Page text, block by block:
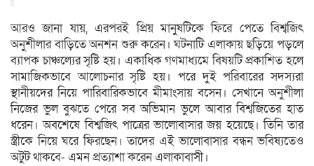
আরও জানা যায়, এরপরই প্রিয় মানুষটিকে ফিরে পেতে বিশ্বজিৎ
অনুশীলার বাড়িতে অনশন শুরু করেন। ঘটনাটি এলাকায় ছড়িয়ে পড়লে
ব্যাপক চাঞ্চল্যের সৃষ্টি হয়। একাধিক গণমাধ্যমে বিষয়টি প্রকাশিত হলে
সামাজিকভাবে আলোচনার সৃষ্টি হয়। পরে দুই পরিবারের সদস্যরা
স্থানীয়দের নিয়ে পারিবারিকভাবে মীমাংসায় বসেন। সেখানে অনুশীলা
নিজের ভুল বুঝতে পেরে সব অভিমান ভুলে আবার বিশ্বজিতের হাত
ধরেন। অবশেষে বিশ্বজিৎ পাত্রের ভালোবাসার জয় হয়েছে। তিনি তার
স্ত্রীকে নিয়ে ঘরে ফিরছেন। তাদের এই ভালোবাসার বন্ধন ভবিষ্যতেও
অটুট থাকবে- এমন প্রত্যাশা করেন এলাকাবাসী।